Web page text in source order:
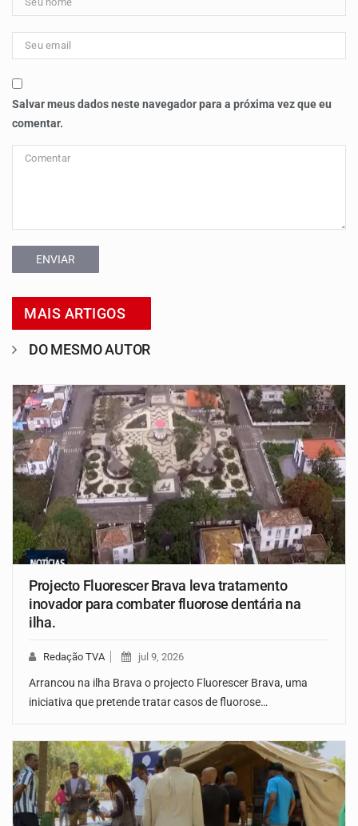
Salvar meus dados neste navegador para a próxima vez que eu
comentar.
ENVIAR
MAIS ARTIGOS
DO MESMO AUTOR
Projecto Fluorescer Brava leva tratamento
inovador para combater fluorose dentária na
ilha.
Redação TVA jul 9, 2026
Arrancou na ilha Brava o projecto Fluorescer Brava, uma
iniciativa que pretende tratar casos de fluorose…